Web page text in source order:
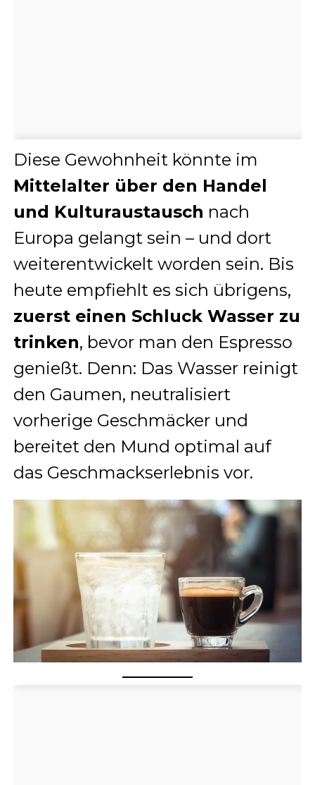
Diese Gewohnheit könnte im
Mittelalter über den Handel
und Kulturaustausch nach
Europa gelangt sein – und dort
weiterentwickelt worden sein. Bis
heute empfiehlt es sich übrigens,
zuerst einen Schluck Wasser zu
trinken, bevor man den Espresso
genießt. Denn: Das Wasser reinigt
den Gaumen, neutralisiert
vorherige Geschmäcker und
bereitet den Mund optimal auf
das Geschmackserlebnis vor.